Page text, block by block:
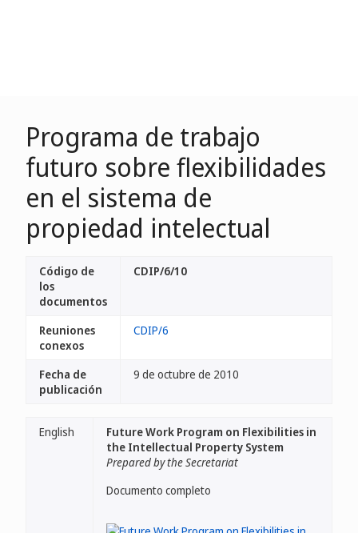
Programa de trabajo
futuro sobre flexibilidades
en el sistema de
propiedad intelectual
Código de
los
documentos
CDIP/6/10
Reuniones
conexos
CDIP/6
Fecha de
publicación
9 de octubre de 2010
English
Future Work Program on Flexibilities in
the Intellectual Property System
Prepared by the Secretariat
Documento completo